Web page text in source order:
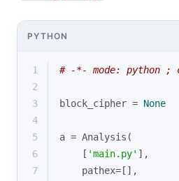
PYTHON
1
# -*- mode: python
2
3
block_cipher = None
4
5
a = Analysis(
6
    [
'main.py' ],
7
    pathex=[],